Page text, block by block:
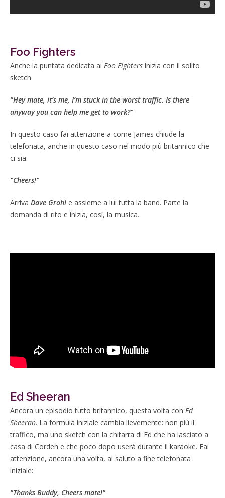
Foo Fighters
Anche la puntata dedicata ai Foo Fighters inizia con il solito
sketch
"Hey mate, it’s me, I’m stuck in the worst traffic. Is there
anyway you can help me get to work?"
In questo caso fai attenzione a come James chiude la
telefonata, anche in questo caso nel modo più britannico che
ci sia:
"Cheers!"
Arriva Dave Grohl e assieme a lui tutta la band. Parte la
domanda di rito e inizia, così, la musica.
Ed Sheeran
Ancora un episodio tutto britannico, questa volta con Ed
Sheeran. La formula iniziale cambia lievemente: non più il
traffico, ma uno sketch con la chitarra di Ed che ha lasciato a
casa di Corden e che poco dopo userà durante il karaoke. Fai
attenzione, ancora una volta, al saluto a fine telefonata
iniziale:
"Thanks Buddy, Cheers mate!"